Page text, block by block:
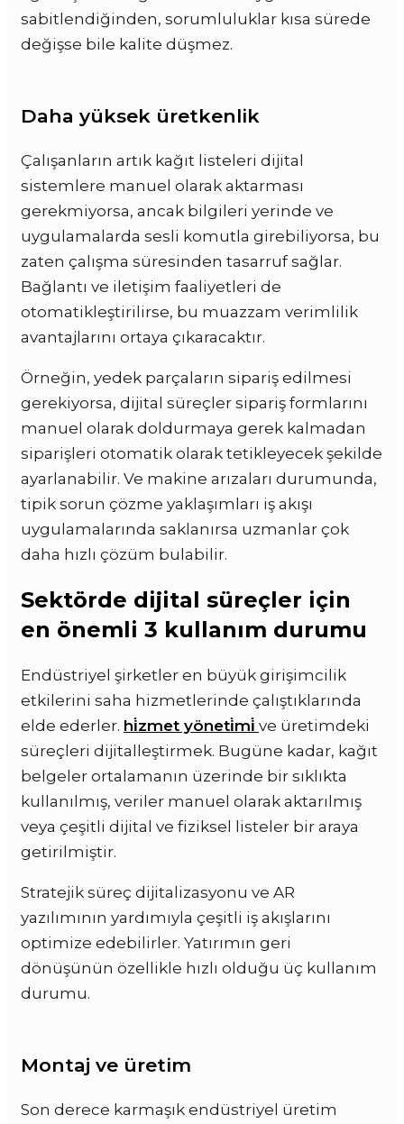
sabitlendiğinden, sorumluluklar kısa sürede
değişse bile kalite düşmez.
Daha yüksek üretkenlik
Çalışanların artık kağıt listeleri dijital
sistemlere manuel olarak aktarması
gerekmiyorsa, ancak bilgileri yerinde ve
uygulamalarda sesli komutla girebiliyorsa, bu
zaten çalışma süresinden tasarruf sağlar.
Bağlantı ve iletişim faaliyetleri de
otomatikleştirilirse, bu muazzam verimlilik
avantajlarını ortaya çıkaracaktır.
Örneğin, yedek parçaların sipariş edilmesi
gerekiyorsa, dijital süreçler sipariş formlarını
manuel olarak doldurmaya gerek kalmadan
siparişleri otomatik olarak tetikleyecek şekilde
ayarlanabilir. Ve makine arızaları durumunda,
tipik sorun çözme yaklaşımları iş akışı
uygulamalarında saklanırsa uzmanlar çok
daha hızlı çözüm bulabilir.
Sektörde dijital süreçler için
en önemli 3 kullanım durumu
Endüstriyel şirketler en büyük girişimcilik
etkilerini saha hizmetlerinde çalıştıklarında
elde ederler. hi̇zmet yöneti̇mi̇ ve üretimdeki
süreçleri dijitalleştirmek. Bugüne kadar, kağıt
belgeler ortalamanın üzerinde bir sıklıkta
kullanılmış, veriler manuel olarak aktarılmış
veya çeşitli dijital ve fiziksel listeler bir araya
getirilmiştir.
Stratejik süreç dijitalizasyonu ve AR
yazılımının yardımıyla çeşitli iş akışlarını
optimize edebilirler. Yatırımın geri
dönüşünün özellikle hızlı olduğu üç kullanım
durumu.
Montaj ve üretim
Son derece karmaşık endüstriyel üretim